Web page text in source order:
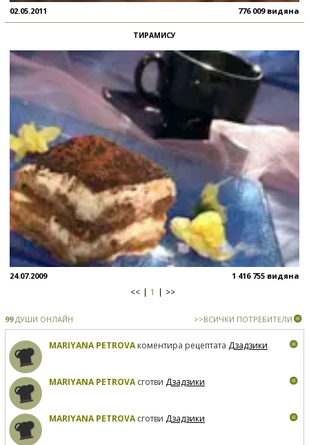
02.05.2011 776 009 видяна
ТИРАМИСУ
24.07.2009 1 416 755 видяна
<< 1 >>
99ДУШИ ОНЛАЙН >>ВСИЧКИ ПОТРЕБИТЕЛИ
MARIYANA PETROVAкоментира рецептата Дзадзики
MARIYANA PETROVAсготви Дзадзики
MARIYANA PETROVAсготви Дзадзики